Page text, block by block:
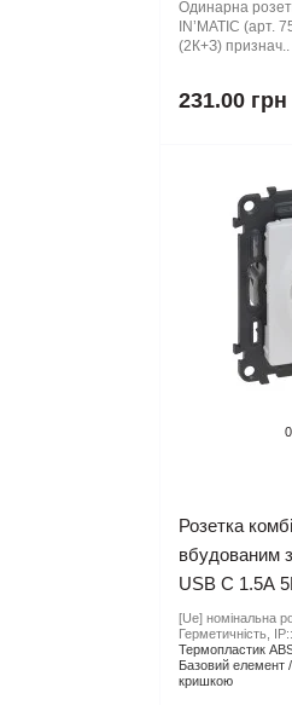
Одинарна
IN’MATIC (арт.
(2К+З) признач..
231.00 грн
0
Розетка
вбудованим
USB C 1.5А
[Ue] номінальна
Герметичність, IP::
Термопластик
Базовий елемент
кришкою